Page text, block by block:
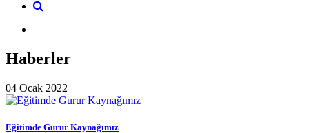
Haberler
04 Ocak 2022
Eğitimde Gurur Kaynağımız